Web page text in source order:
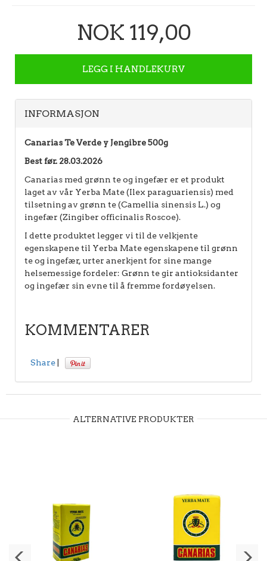
NOK 119,00
LEGG I HANDLEKURV
INFORMASJON
Canarias Te Verde y Jengibre 500g
Best før. 28.03.2026
Canarias med grønn te og ingefær er et produkt
laget av vår Yerba Mate (Ilex paraguariensis) med
tilsetning av grønn te (Camellia sinensis L.) og
ingefær (Zingiber officinalis Roscoe).
I dette produktet legger vi til de velkjente
egenskapene til Yerba Mate egenskapene til grønn
te og ingefær, urter anerkjent for sine mange
helsemessige fordeler: Grønn te gir antioksidanter
og ingefær sin evne til å fremme fordøyelsen.
KOMMENTARER
Share
ALTERNATIVE PRODUKTER